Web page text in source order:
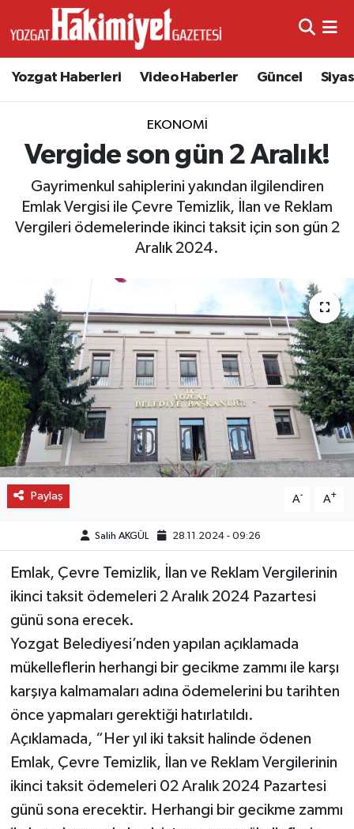
Yozgat Haberleri Video Haberler Güncel
EKONOMI
Vergide son gün 2 Aralık!
Gayrimenkul sahiplerini yakından ilgilendiren
Emlak Vergisi ile Çevre Temizlik, İlan ve Reklam
Vergileri ödemelerinde ikinci taksit için son gün 2
Aralık 2024.
Paylaş A- A+
Salih AKGÜL 28.11.2024 - 09:26
Emlak, Çevre Temizlik, İlan ve Reklam Vergilerinin
ikinci taksit ödemeleri 2 Aralık 2024 Pazartesi
günü sona erecek.
Yozgat Belediyesi’nden yapılan açıklamada
mükelleflerin herhangi bir gecikme zammı ile karşı
karşıya kalmamaları adına ödemelerini bu tarihten
önce yapmaları gerektiği hatırlatıldı.
Açıklamada, “Her yıl iki taksit halinde ödenen
Emlak, Çevre Temizlik, İlan ve Reklam Vergilerinin
ikinci taksit ödemeleri 02 Aralık 2024 Pazartesi
günü sona erecektir. Herhangi bir gecikme zammı